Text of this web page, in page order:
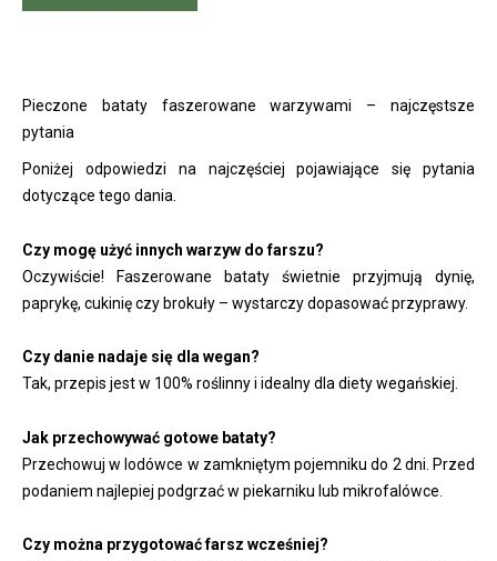
Pieczone bataty faszerowane warzywami – najczęstsze
pytania
Poniżej odpowiedzi na najczęściej pojawiające się pytania
dotyczące tego dania.
Czy mogę użyć innych warzyw do farszu?
Oczywiście! Faszerowane bataty świetnie przyjmują dynię,
paprykę, cukinię czy brokuły – wystarczy dopasować przyprawy.
Czy danie nadaje się dla wegan?
Tak, przepis jest w 100% roślinny i idealny dla diety wegańskiej.
Jak przechowywać gotowe bataty?
Przechowuj w lodówce w zamkniętym pojemniku do 2 dni. Przed
podaniem najlepiej podgrzać w piekarniku lub mikrofalówce.
Czy można przygotować farsz wcześniej?